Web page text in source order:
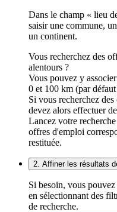
Dans le champ « lieu
saisir une commune,
un continent.
Vous recherchez des
alentours ?
Vous pouvez y
0 et 100 km (par
Si vous recherchez
devez alors effectuer
Lancez votre
offres d'emploi
restituée.
2. Affiner les résultats
Si besoin, vous
en sélectionnant des
de recherche.